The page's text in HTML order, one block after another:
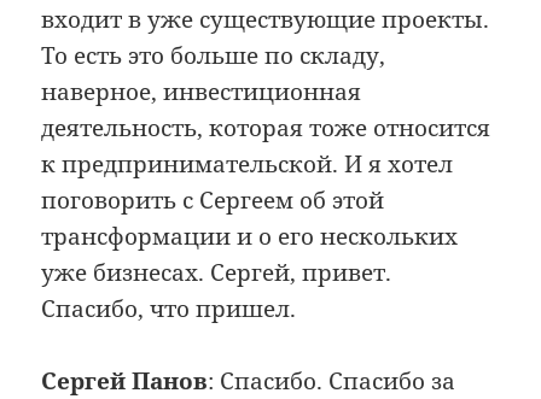
входит в уже существующие проекты.
То есть это больше по складу,
наверное, инвестиционная
деятельность, которая тоже относится
к предпринимательской. И я хотел
поговорить с Сергеем об этой
трансформации и о его нескольких
уже бизнесах. Сергей, привет.
Спасибо, что пришел.
Сергей Панов: Спасибо. Спасибо за